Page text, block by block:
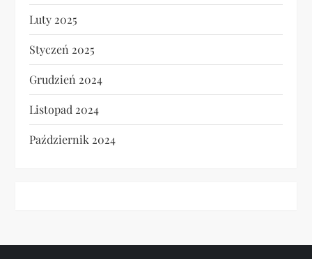
Luty 2025
Styczeń 2025
Grudzień 2024
Listopad 2024
Październik 2024